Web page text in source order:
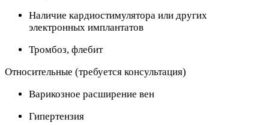
Наличие кардиостимулятора или других
электронных имплантатов
Тромбоз, флебит
Относительные (требуется консультация)
Варикозное расширение вен
Гипертензия